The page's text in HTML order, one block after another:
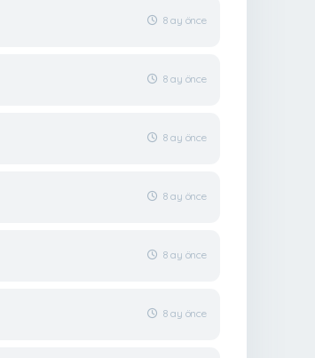
8 ay önce
8 ay önce
8 ay önce
8 ay önce
8 ay önce
8 ay önce